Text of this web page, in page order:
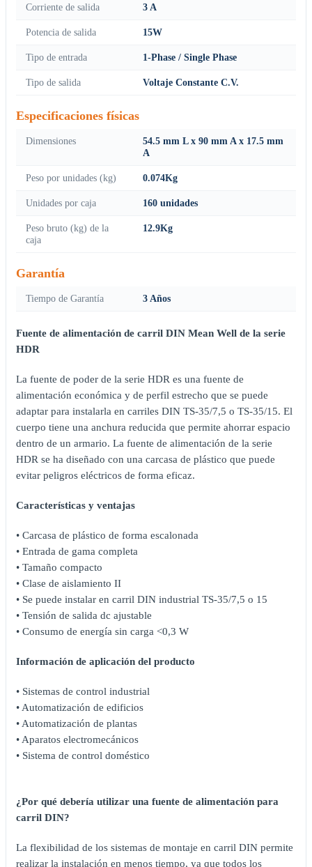
Corriente de salida 3 A
Potencia de salida 15W
Tipo de entrada 1-Phase / Single Phase
Tipo de salida Voltaje Constante C.V.
Especificaciones físicas
Dimensiones
54.5 mm L x 90 mm A x 17.5 mm
A
Peso por unidades (kg) 0.074Kg
Unidades por caja 160 unidades
Peso bruto (kg) de la
caja
12.9Kg
Garantía
Tiempo de Garantía 3 Años
Fuente de alimentación de carril DIN Mean Well de la serie
HDR
La fuente de poder de la serie HDR es una fuente de
alimentación económica y de perfil estrecho que se puede
adaptar para instalarla en carriles DIN TS-35/7,5 o TS-35/15. El
cuerpo tiene una anchura reducida que permite ahorrar espacio
dentro de un armario. La fuente de alimentación de la serie
HDR se ha diseñado con una carcasa de plástico que puede
evitar peligros eléctricos de forma eficaz.
Características y ventajas
• Carcasa de plástico de forma escalonada
• Entrada de gama completa
• Tamaño compacto
• Clase de aislamiento II
• Se puede instalar en carril DIN industrial TS-35/7,5 o 15
• Tensión de salida dc ajustable
• Consumo de energía sin carga <0,3 W
Información de aplicación del producto
• Sistemas de control industrial
• Automatización de edificios
• Automatización de plantas
• Aparatos electromecánicos
• Sistema de control doméstico
¿Por qué debería utilizar una fuente de alimentación para
carril DIN?
La flexibilidad de los sistemas de montaje en carril DIN permite
realizar la instalación en menos tiempo, ya que todos los